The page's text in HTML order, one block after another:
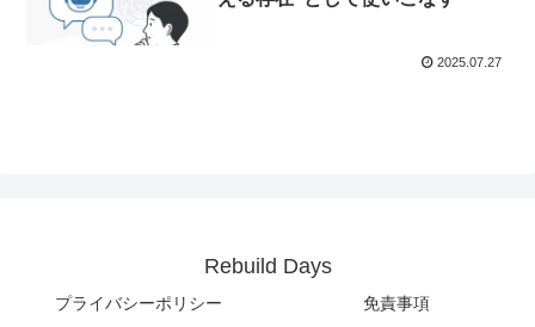
2025.07.27
Rebuild Days
プライバシーポリシー
免責事項